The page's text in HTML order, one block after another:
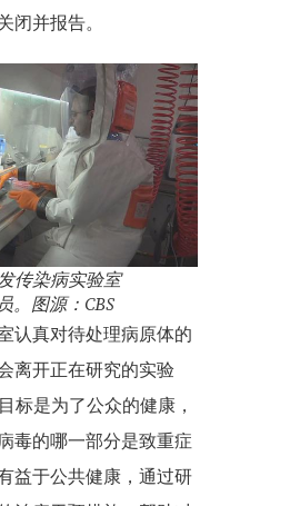
闭并报告。
传染病实验室
。图源：CBS
认真对待处理病原体的
离开正在研究的实验
标是为了公众的健康，
毒的哪一部分是致重症
益于公共健康，通过研